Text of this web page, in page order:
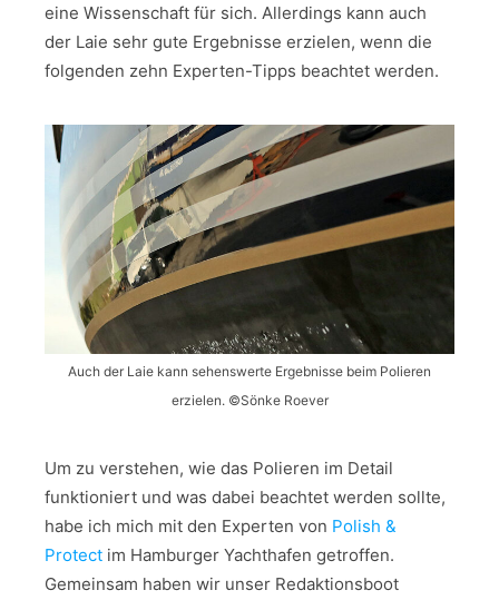
eine Wissenschaft für sich. Allerdings kann auch
der Laie sehr gute Ergebnisse erzielen, wenn die
folgenden zehn Experten-Tipps beachtet werden.
Auch der Laie kann sehenswerte Ergebnisse beim Polieren
erzielen. ©Sönke Roever
Um zu verstehen, wie das Polieren im Detail
funktioniert und was dabei beachtet werden sollte,
habe ich mich mit den Experten von Polish &
Protect im Hamburger Yachthafen getroffen.
Gemeinsam haben wir unser Redaktionsboot